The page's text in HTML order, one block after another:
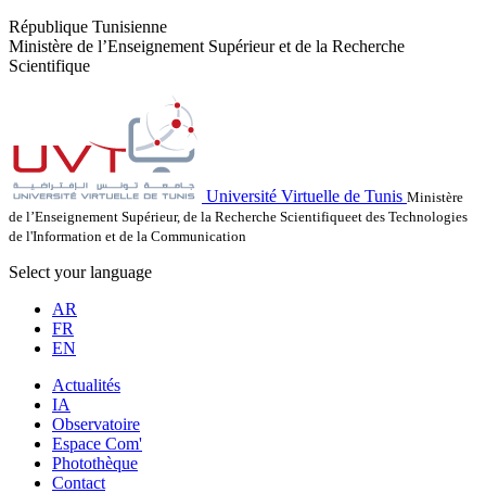
République Tunisienne
Ministère de l’Enseignement Supérieur et de la Recherche
Scientifique
Université Virtuelle de Tunis Ministère
de l’Enseignement Supérieur, de la Recherche Scientifiqueet des Technologies
de l'Information et de la Communication
Select your language
AR
FR
EN
Actualités
IA
Observatoire
Espace Com'
Photothèque
Contact